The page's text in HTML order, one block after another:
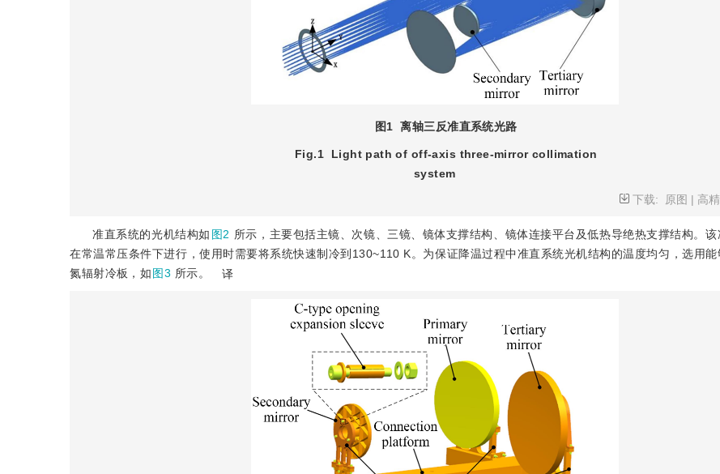
图1 离轴三反准直系统光路
Fig.1
Light path of off-axis three-mirror collimation
system
下载:
原图 | 高
准直系统的光机结构如 图2 所示，主要包括主镜、次镜、三镜、镜体支撑结构、镜体连接平台及低热导绝热支撑结构。该
在常温常压条件下进行，使用时需要将系统快速制冷到130~110 K。为保证降温过程中准直系统光机结构的温度均匀，选用能
氮辐射冷板，如图3 所示。 译